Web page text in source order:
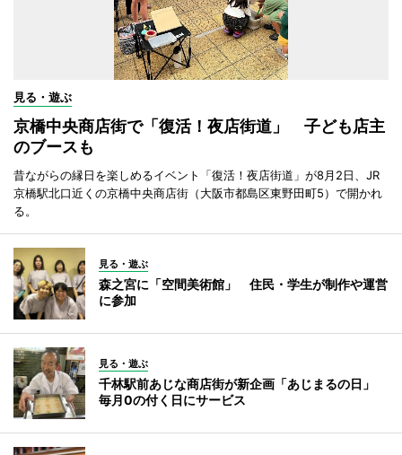
見る・遊ぶ
京橋中央商店街で「復活！夜店街道」 子ども店主
のブースも
昔ながらの縁日を楽しめるイベント「復活！夜店街道」が8月2日、JR
京橋駅北口近くの京橋中央商店街（大阪市都島区東野田町5）で開かれ
る。
見る・遊ぶ
森之宮に「空間美術館」 住民・学生が制作や運営
に参加
見る・遊ぶ
千林駅前あじな商店街が新企画「あじまるの日」
毎月0の付く日にサービス